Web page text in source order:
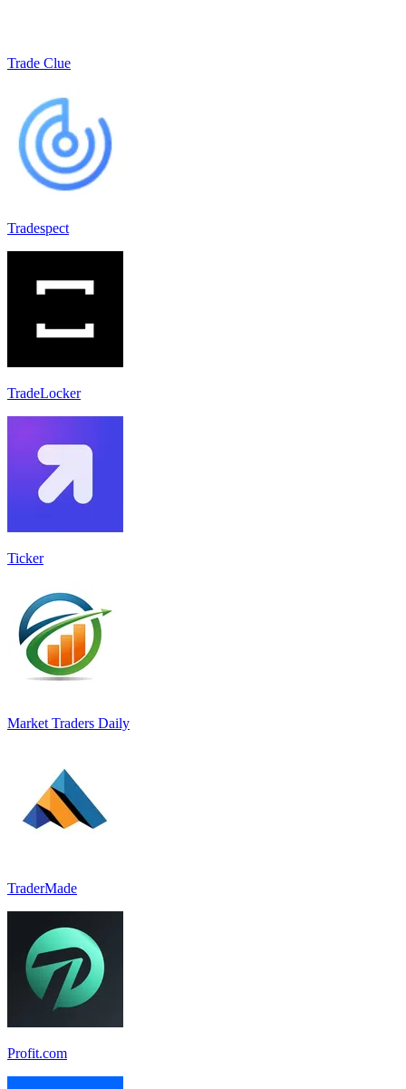
Trade Clue
Tradespect
TradeLocker
Ticker
Market Traders Daily
TraderMade
Profit.com